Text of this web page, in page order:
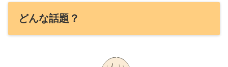
どんな話題？